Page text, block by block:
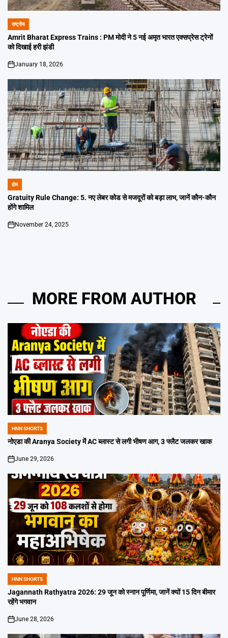
POSTED
IN
राष्ट्रीय
Amrit Bharat Express Trains : PM मोदी ने 5 नई अमृत भारत एक्सप्रेस ट्रेनों
को दिखाई हरी झंडी
on
January 18, 2026
POSTED
IN
होम
Gratuity Rule Change: 5. नए लेबर कोड से मजदूरों को बड़ा लाभ, जानें कौन-कौन
होंगे शामिल
on
November 24, 2025
MORE FROM AUTHOR
POSTED
IN
HNN SHORTS
नोएडा की Aranya Society में AC ब्लास्ट से लगी भीषण आग, 3 फ्लैट जलकर खाक
on
June 29, 2026
POSTED
IN
HNN SHORTS
Jagannath Rathyatra 2026: 29 जून को स्नान पूर्णिमा, जानें क्यों 15 दिन बीमार
रहेंगे भगवान
on
June 28, 2026